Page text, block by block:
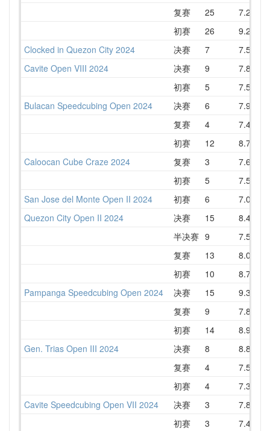
复赛
25
7.23
初赛
26
9.22
Clocked in Quezon City 2024
决赛 7
7.55
Cavite Open VIII 2024
决赛 9 7.86
初赛
5
7.54
Bulacan Speedcubing Open 2024
决赛 6
7.95
复赛
4
7.44
初赛
12 8.76
Caloocan Cube Craze 2024
复赛 3
7.61
初赛
5
7.59
San Jose del Monte Open II 2024
初赛 6
7.05
Quezon City Open II 2024
决赛 15 8.40
半决赛 9
7.59
复赛
13
8.06
初赛
10
8.78
Pampanga Speedcubing Open 2024
决赛 15 9.34
复赛
9
7.86
初赛
14
8.95
Gen. Trias Open III 2024
决赛 8 8.82
复赛
4
7.53
初赛
4
7.34
Cavite Speedcubing Open VII 2024
决赛 3
7.80
初赛
3
7.46